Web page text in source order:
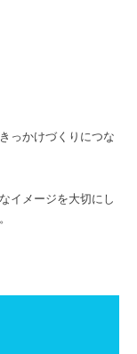
っかけづくりにつな
イメージを大切にし